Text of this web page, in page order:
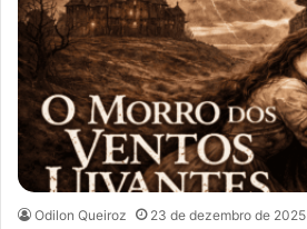
Odilon Queiroz 23 de dezembro de 2025